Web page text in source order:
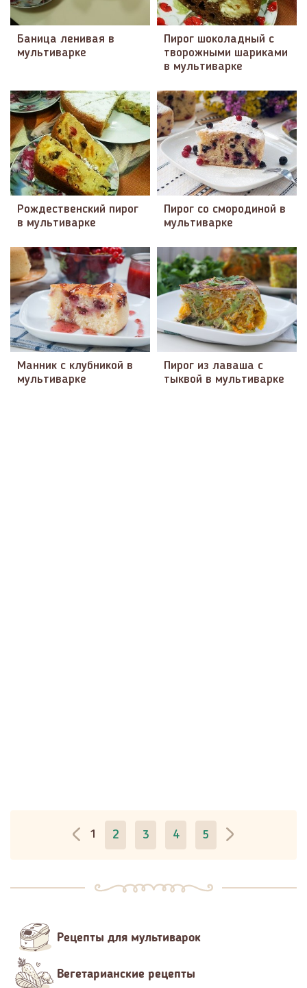
Баница ленивая в
мультиварке
Пирог шоколадный с
творожными шариками
в мультиварке
Рождественский пирог
в мультиварке
Пирог со смородиной в
мультиварке
Манник с клубникой в
мультиварке
Пирог из лаваша с
тыквой в мультиварке
1 2 3 4 5
Рецепты для мультиварок
Вегетарианские рецепты